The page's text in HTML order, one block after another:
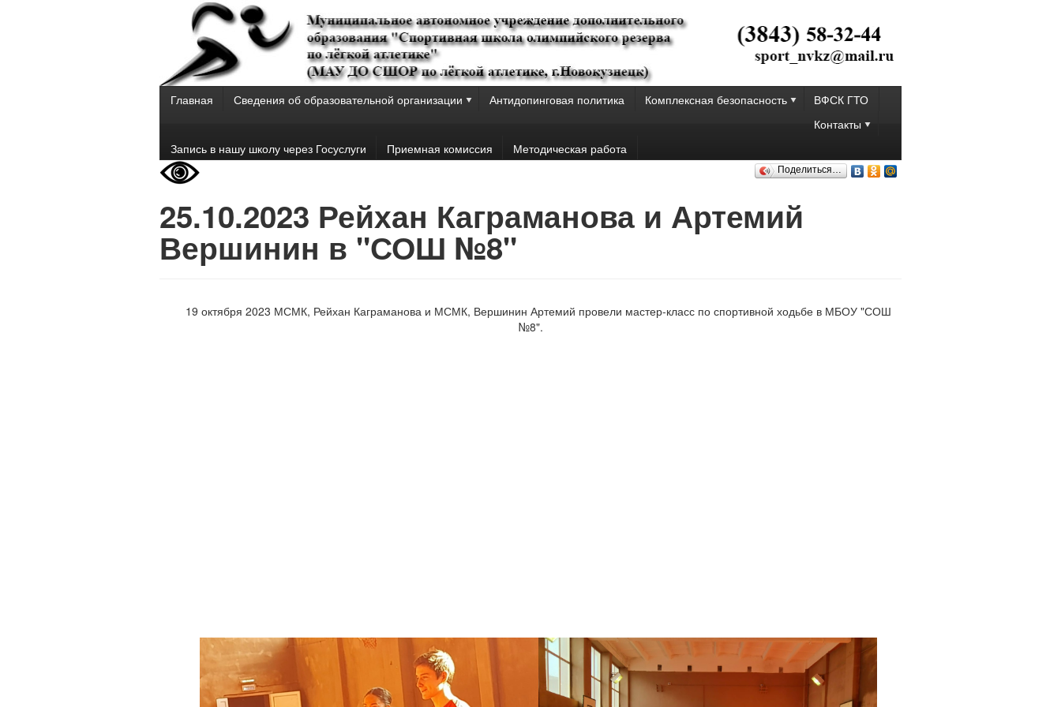
Главная Сведения об образовательной организации Антидопинговая политика Комплексная безопасность
ВФСК ГТО
Контакты
Запись в нашу школу через Госуслуги
Приемная комиссия Методическая работа
Поделиться…
25.10.2023 Рейхан Каграманова и Артемий
Вершинин в "СОШ №8"
19 октября 2023 МСМК, Рейхан Каграманова и МСМК, Вершинин Артемий провели мастер-класс по спортивной ходьбе в МБОУ "СОШ
№8".